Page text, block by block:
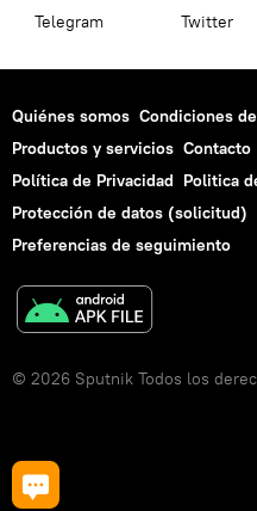
Telegram Twitter
Quiénes somos Condiciones
Productos y servicios Contacto
Política de Privacidad Politica
Protección de datos (solicitud)
Preferencias de seguimiento
© 2026 Sputnik Todos los